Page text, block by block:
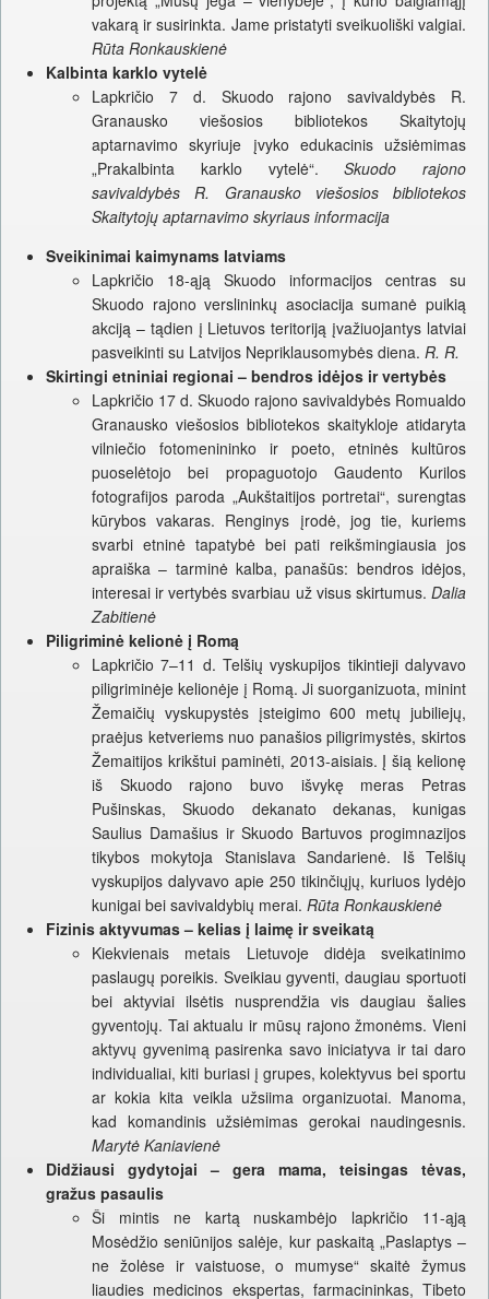
vakarą ir susirinkta. Jame pristatyti sveikuoliški valgiai.
Rūta Ronkauskienė
Kalbinta karklo vytelė
Lapkričio 7 d. Skuodo rajono savivaldybės R.
Granausko viešosios bibliotekos Skaitytojų
aptarnavimo skyriuje įvyko edukacinis užsiėmimas
„Prakalbinta karklo vytelė“.Skuodo rajono
savivaldybės R. Granausko viešosios bibliotekos
Skaitytojų aptarnavimo skyriaus informacija
Sveikinimai kaimynams latviams
Lapkričio 18-ąją Skuodo informacijos centras su
Skuodo rajono verslininkų asociacija sumanė puikią
akciją – tądien į Lietuvos teritoriją įvažiuojantys latviai
pasveikinti su Latvijos Nepriklausomybės diena. R. R.
Skirtingi etniniai regionai – bendros idėjos ir vertybės
Lapkričio 17 d. Skuodo rajono savivaldybės Romualdo
Granausko viešosios bibliotekos skaitykloje atidaryta
vilniečio fotomenininko ir poeto, etninės kultūros
puoselėtojo bei propaguotojo Gaudento Kurilos
fotografijos paroda „Aukštaitijos portretai“, surengtas
kūrybos vakaras. Renginys įrodė, jog tie, kuriems
svarbi etninė tapatybė bei pati reikšmingiausia jos
apraiška – tarminė kalba, panašūs: bendros idėjos,
interesai ir vertybės svarbiau už visus skirtumus. Dalia
Zabitienė
Piligriminė kelionė į Romą
Lapkričio 7–11 d. Telšių vyskupijos tikintieji dalyvavo
piligriminėje kelionėje į Romą. Ji suorganizuota, minint
Žemaičių vyskupystės įsteigimo 600 metų jubiliejų,
praėjus ketveriems nuo panašios piligrimystės, skirtos
Žemaitijos krikštui paminėti, 2013-aisiais. Į šią kelionę
iš Skuodo rajono buvo išvykę meras Petras
Pušinskas, Skuodo dekanato dekanas, kunigas
Saulius Damašius ir Skuodo Bartuvos progimnazijos
tikybos mokytoja Stanislava Sandarienė. Iš Telšių
vyskupijos dalyvavo apie 250 tikinčiųjų, kuriuos lydėjo
kunigai bei savivaldybių merai. Rūta Ronkauskienė
Fizinis aktyvumas – kelias į laimę ir sveikatą
Kiekvienais metais Lietuvoje didėja sveikatinimo
paslaugų poreikis. Sveikiau gyventi, daugiau sportuoti
bei aktyviai ilsėtis nusprendžia vis daugiau šalies
gyventojų. Tai aktualu ir mūsų rajono žmonėms. Vieni
aktyvų gyvenimą pasirenka savo iniciatyva ir tai daro
individualiai, kiti buriasi į grupes, kolektyvus bei sportu
ar kokia kita veikla užsiima organizuotai. Manoma,
kad komandinis užsiėmimas gerokai naudingesnis.
Marytė Kaniavienė
Didžiausi gydytojai – gera mama, teisingas tėvas,
gražus pasaulis
Ši mintis ne kartą nuskambėjo lapkričio 11-ąją
Mosėdžio seniūnijos salėje, kur paskaitą „Paslaptys –
ne žolėse ir vaistuose, o mumyse“ skaitė žymus
liaudies medicinos ekspertas, farmacininkas, Tibeto